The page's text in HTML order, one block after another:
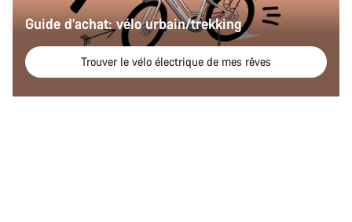
Guide d’achat: vélo urbain/trekking
Trouver le vélo électrique de mes rêves